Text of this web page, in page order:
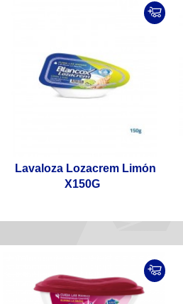
Lavaloza Lozacrem Limón
X150G